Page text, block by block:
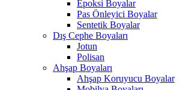
Epoksi Boyalar
Pas Önleyici Boyalar
Sentetik Boyalar
Dış Cephe Boyaları
Jotun
Polisan
Ahşap Boyaları
Ahşap Koruyucu Boyalar